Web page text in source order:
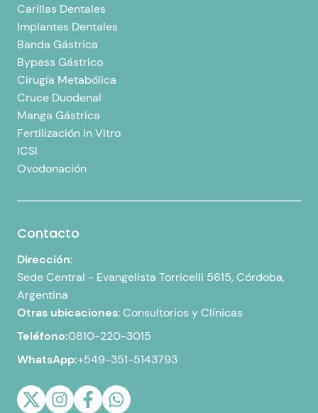
Carillas Dentales
Implantes Dentales
Banda Gástrica
Bypass Gástrico
Cirugía Metabólica
Cruce Duodenal
Manga Gástrica
Fertilización in Vitro
ICSI
Ovodonación
Contacto
Dirección:
Sede Central - Evangelista Torricelli 5615, Córdoba,
Argentina
Otras ubicaciones:Consultorios y Clínicas
Teléfono:0810-220-3015
WhatsApp:+549-351-5143793